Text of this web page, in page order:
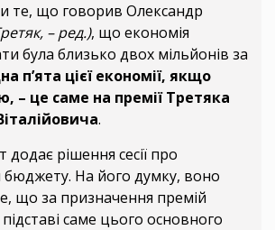
те, що говорив Олександр
– ред.), що економія
була близько двох мільйонів за
п’ята цієї економії, якщо
– це саме на премії Третяка
.
рішення сесії про
На його думку, воно
що за призначення премій
саме цього основного